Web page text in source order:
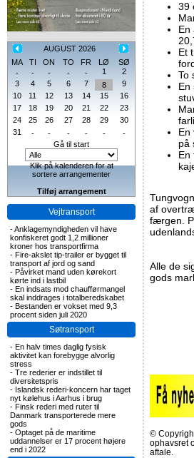
AUGUST 2026
MA
TI ON TO FR LØ
SØ
-
- - - - 1
2
3
4 5 6 7 8
9
10
11 12 13 14 15
16
17
18 19 20 21 22
23
24
25 26 27 28 29
30
31
- - - - -
-
Gå til start
Klik på kalenderen for at
sortere arrangementer
Tilføj arrangement
Vejtransport
-Anklagemyndigheden vil have
konfiskeret godt 1,2 millioner
kroner hos transportfirma
- Fire-akslet tip-trailer er bygget til
transport af jord og sand
- Påvirket mand uden kørekort
kørte ind i lastbil
- En indsats mod chaufførmangel
skal inddrages i totalberedskabet
- Bestanden er vokset med 9,3
procent siden juli 2020
Søtransport
- En halv times daglig fysisk
aktivitet kan forebygge alvorlig
stress
- Tre rederier er indstillet til
diversitetspris
- Islandsk rederi-koncern har taget
nyt kølehus i Aarhus i brug
- Finsk rederi med ruter til
Danmark transporterede mere
gods
- Optaget på de maritime
uddannelser er 17 procent højere
end i 2022
39
En
Et
To
En
En
på
En
af
færgen.
Alle de
gods
©
ophavsret
aftale.